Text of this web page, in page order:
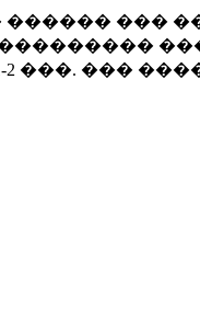
���
���. ���